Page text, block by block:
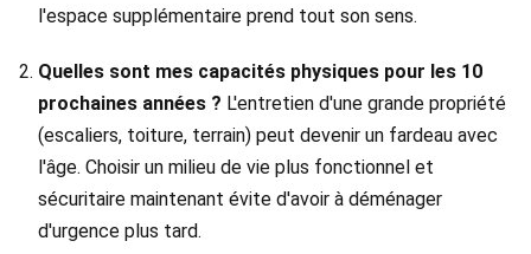
l'espace supplémentaire prend tout son sens.
Quelles sont mes capacités physiques pour les 10
prochaines années ? L'entretien d'une grande propriété
(escaliers, toiture, terrain) peut devenir un fardeau avec
l'âge. Choisir un milieu de vie plus fonctionnel et
sécuritaire maintenant évite d'avoir à déménager
d'urgence plus tard.